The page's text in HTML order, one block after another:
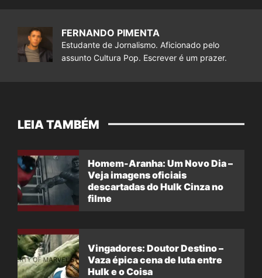
FERNANDO PIMENTA
Estudante de Jornalismo. Aficionado pelo
assunto Cultura Pop. Escrever é um prazer.
LEIA TAMBÉM
Homem-Aranha: Um Novo Dia –
Veja imagens oficiais
descartadas do Hulk Cinza no
filme
Vingadores: Doutor Destino –
Vaza épica cena de luta entre
Hulk e o Coisa